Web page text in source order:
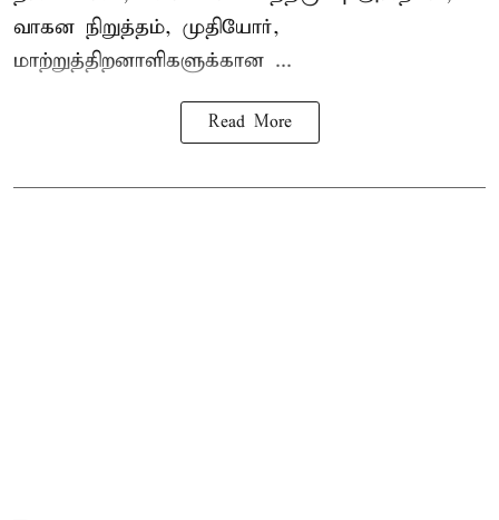
வாகன நிறுத்தம், முதியோர்,
மாற்றுத்திறனாளிகளுக்கான ...
Read More